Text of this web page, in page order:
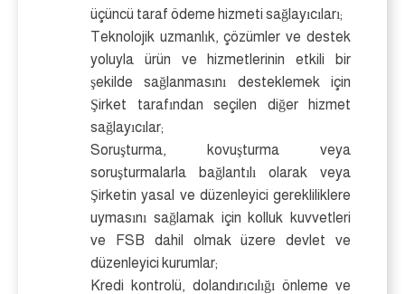
üçüncü taraf ödeme hizmeti sağlayıcıları;
Teknolojik uzmanlık, çözümler ve destek
yoluyla ürün ve hizmetlerinin etkili bir
şekilde sağlanmasını desteklemek için
Şirket tarafından seçilen diğer hizmet
sağlayıcılar;
Soruşturma, kovuşturma veya
soruşturmalarla bağlantılı olarak veya
Şirketin yasal ve düzenleyici gerekliliklere
uymasını sağlamak için kolluk kuvvetleri
ve FSB dahil olmak üzere devlet ve
düzenleyici kurumlar;
Kredi kontrolü, dolandırıcılığı önleme ve